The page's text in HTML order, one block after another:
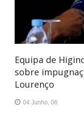
Equipa de
sobre
Lourenço
04 Junho, 06